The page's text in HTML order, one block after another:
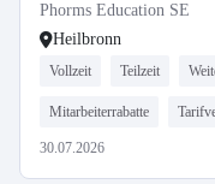
Phorms Education SE
Heilbronn
Vollzeit Teilzeit
Mitarbeiterrabatte
30.07.2026